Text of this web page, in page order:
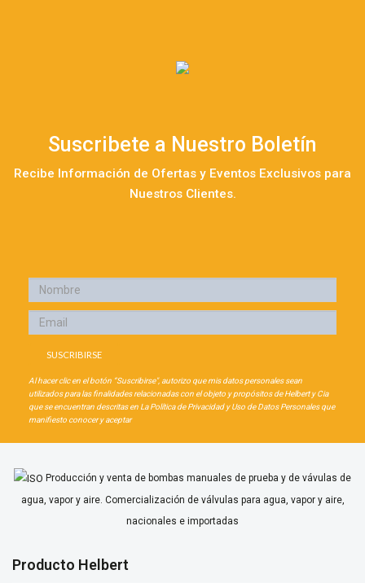
Suscribete a Nuestro Boletín
Recibe Información de Ofertas y Eventos Exclusivos para
Nuestros Clientes.
Al hacer clic en el botón “Suscribirse", autorizo que mis datos personales sean
utilizados para las finalidades relacionadas con el objeto y propósitos de Helbert y Cia
que se encuentran descritas en La Política de Privacidad y Uso de Datos Personales que
manifiesto conocer y aceptar
Producción y venta de bombas manuales de prueba y de vávulas de
agua, vapor y aire. Comercialización de válvulas para agua, vapor y aire,
nacionales e importadas
Producto Helbert